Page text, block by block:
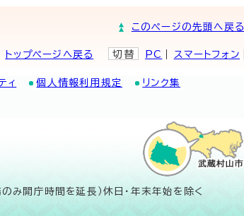
このページの先頭へ戻る
トップページへ戻る 切替 PC スマートフォン
ィ 個人情報利用規定 リンク集
開庁時間を延長）休日・年末年始を除く